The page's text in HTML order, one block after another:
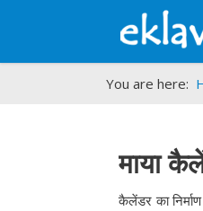
You are here:
माया
कैलेंडर का